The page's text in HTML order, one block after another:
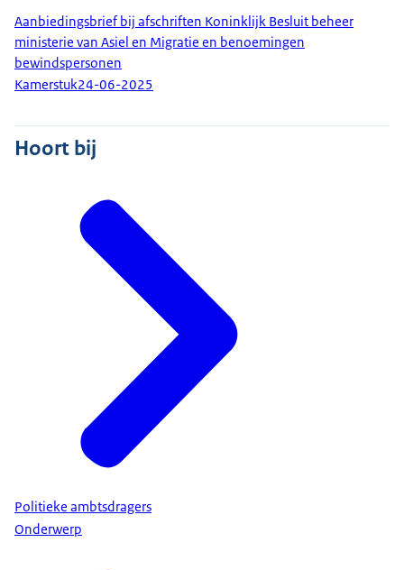
Aanbiedingsbrief bij afschriften Koninklijk Besluit beheer
ministerie van Asiel en Migratie en benoemingen
bewindspersonen
Kamerstuk24-06-2025
Hoort bij
Politieke ambtsdragers
Onderwerp